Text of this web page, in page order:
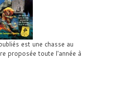
est une chasse au
proposée toute l'année à